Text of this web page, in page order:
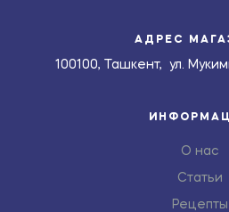
АДРЕС
100100, Ташкент, ул.
О нас
Статьи
Рецепты